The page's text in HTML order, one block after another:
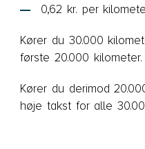
0,62 kr. per
Kører du 30.000
første 20.000
Kører du derimod
høje takst for alle